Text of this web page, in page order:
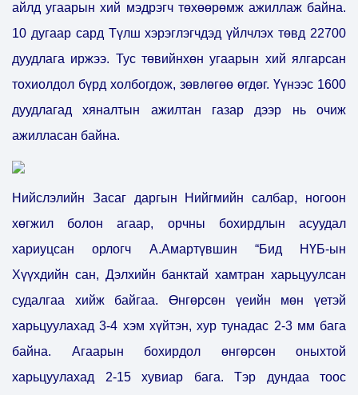
айлд угаарын хий мэдрэгч төхөөрөмж ажиллаж байна.
10 дугаар сард Түлш хэрэглэгчдэд үйлчлэх төвд 22700
дуудлага иржээ. Тус төвийнхөн угаарын хий ялгарсан
тохиолдол бүрд холбогдож, зөвлөгөө өгдөг. Үүнээс 1600
дуудлагад хяналтын ажилтан газар дээр нь очиж
ажилласан байна.
Нийслэлийн Засаг даргын Нийгмийн салбар, ногоон
хөгжил болон агаар, орчны бохирдлын асуудал
хариуцсан орлогч А.Амартүвшин “Бид НҮБ-ын
Хүүхдийн сан, Дэлхийн банктай хамтран харьцуулсан
судалгаа хийж байгаа. Өнгөрсөн үеийн мөн үетэй
харьцуулахад 3-4 хэм хүйтэн, хур тунадас 2-3 мм бага
байна. Агаарын бохирдол өнгөрсөн оныхтой
харьцуулахад 2-15 хувиар бага. Тэр дундаа тоос